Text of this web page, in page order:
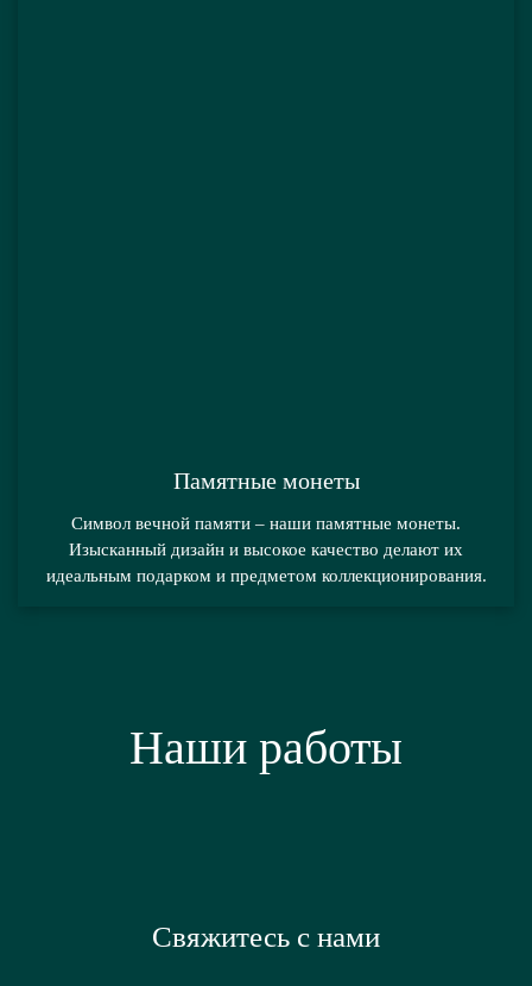
Памятные монеты
Символ вечной памяти – наши памятные монеты.
Изысканный дизайн и высокое качество делают их
идеальным подарком и предметом коллекционирования.
Наши работы
Свяжитесь с нами